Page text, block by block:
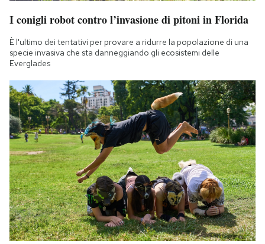
I conigli robot contro l’invasione di pitoni in Florida
È l'ultimo dei tentativi per provare a ridurre la popolazione di una
specie invasiva che sta danneggiando gli ecosistemi delle
Everglades